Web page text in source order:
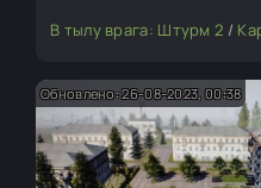
В тылу врага: Штурм 2 /
Обновлено: 26-08-2023, 00:38